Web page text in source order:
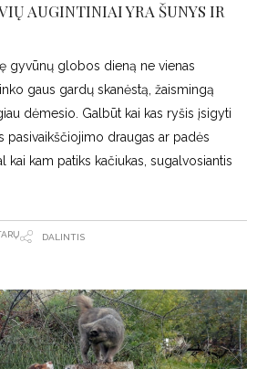
AUGINTINIAI YRA ŠUNYS IR
gyvūnų globos dieną ne vienas
gaus gardų skanėstą, žaismingą
dėmesio. Galbūt kai kas ryšis įsigyti
pasivaikščiojimo draugas ar padės
kai kam patiks kačiukas, sugalvosiantis
DALINTIS